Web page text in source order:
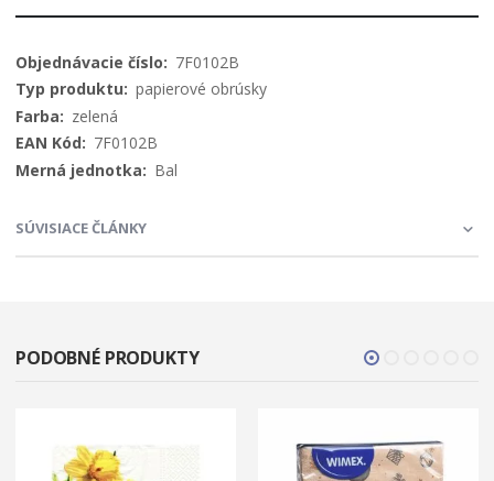
Viac
informácií
7F0102B
papierové obrúsky
zelená
7F0102B
Bal
SÚVISIACE ČLÁNKY
PODOBNÉ PRODUKTY